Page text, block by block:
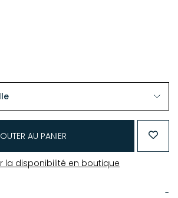
AU PANIER
la disponibilité en boutique